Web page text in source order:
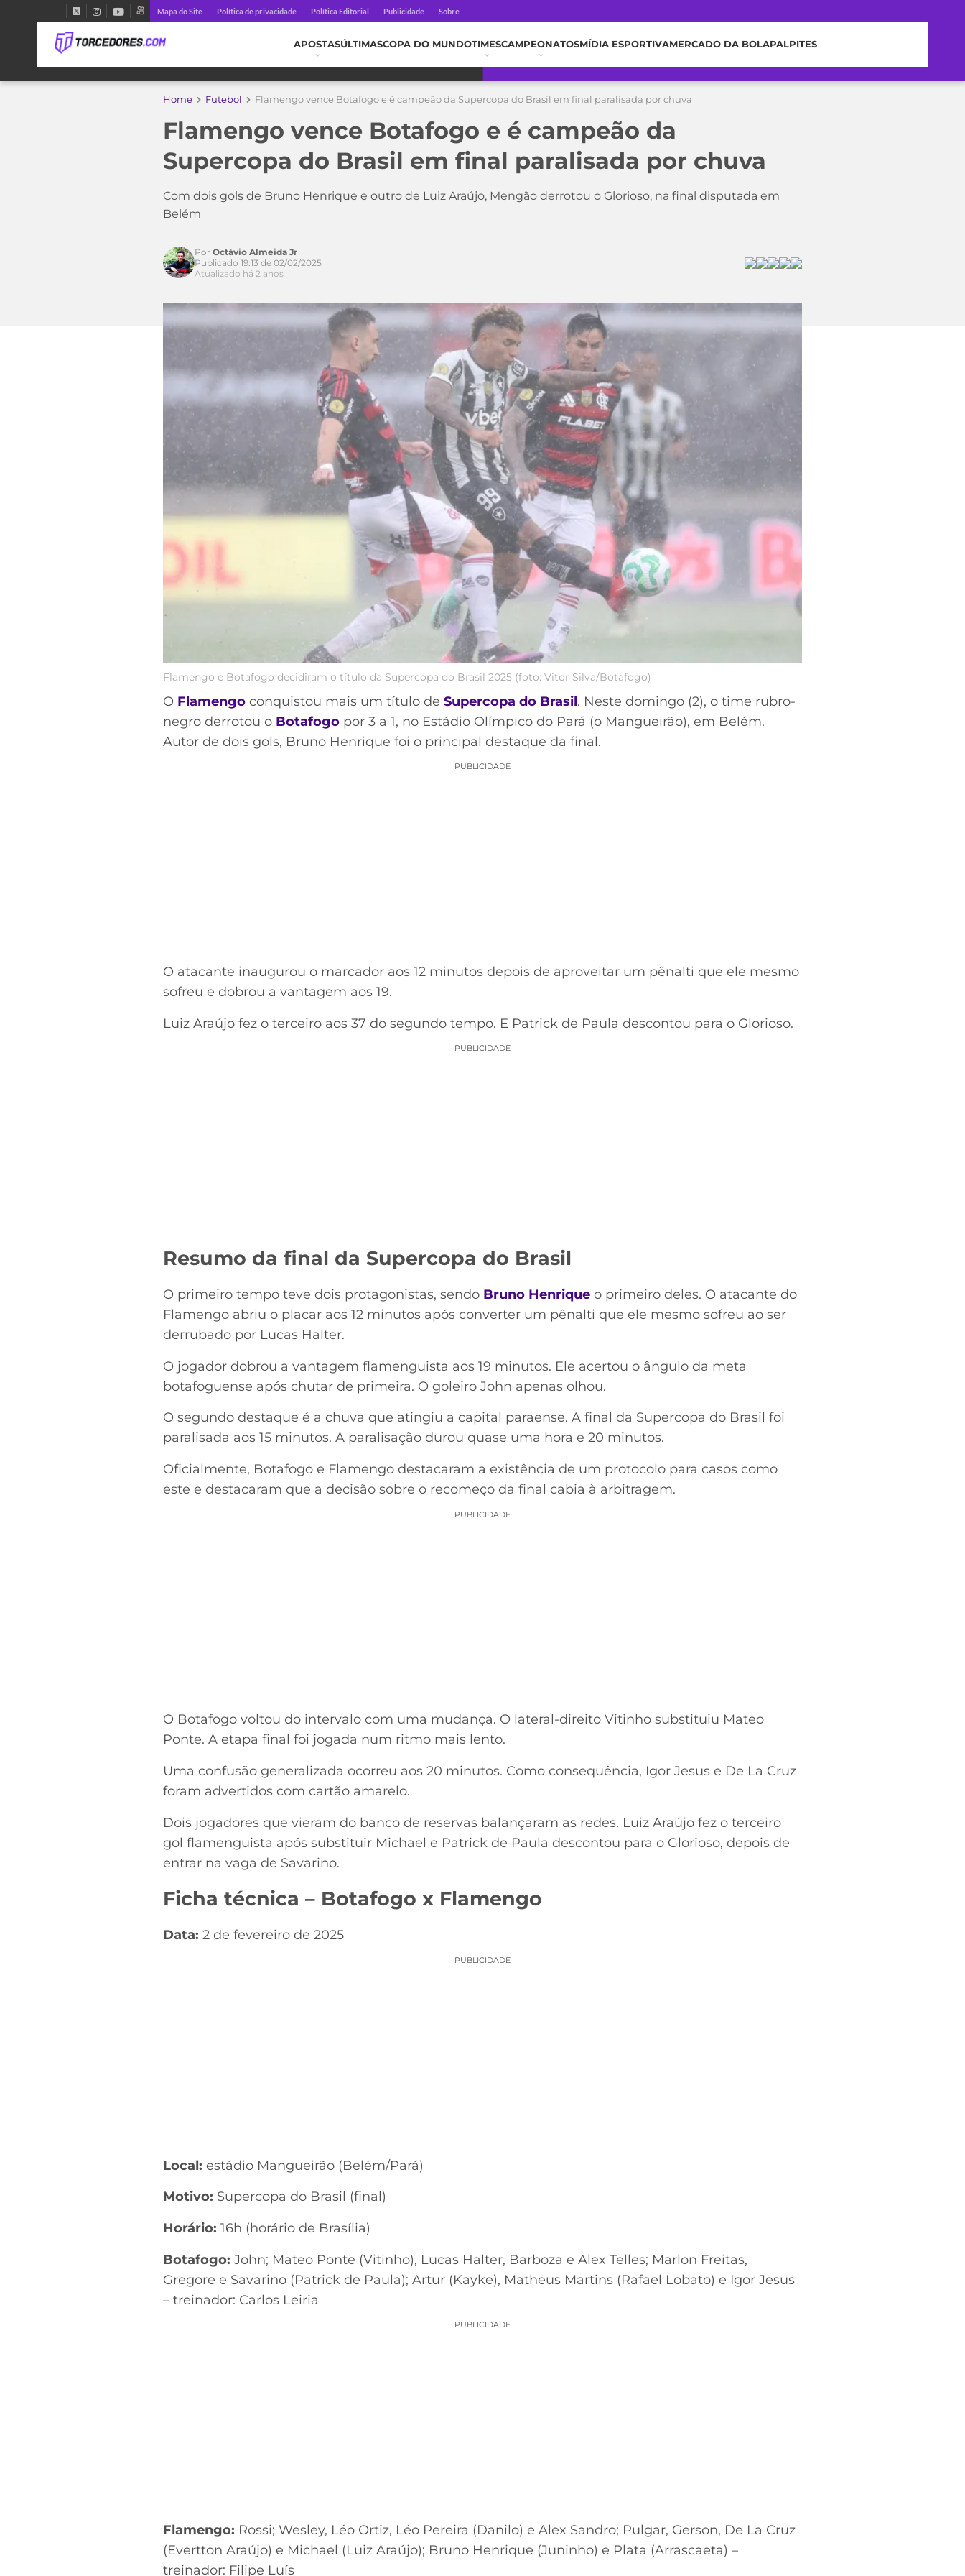
Mapa do Site Política de privacidade Política Editorial Publicidade Sobre
APOSTASÚLTIMASCOPA DO MUNDOTIMESCAMPEONATOSMÍDIA ESPORTIVAMERCADO DA BOLAPALPITES
Home Futebol Flamengo vence Botafogo e é campeão da Supercopa do Brasil em final paralisada por chuva
Flamengo vence Botafogo e é campeão da
Supercopa do Brasil em final paralisada por chuva
Com dois gols de Bruno Henrique e outro de Luiz Araújo, Mengão derrotou o Glorioso, na final disputada em
Belém
Acesse o perfil do autor
Por Octávio Almeida Jr
Publicado 19:13 de 02/02/2025
Atualizado há 2 anos
Flamengo e Botafogo decidiram o título da Supercopa do Brasil 2025 (foto: Vitor Silva/Botafogo)
O Flamengo conquistou mais um título de Supercopa do Brasil. Neste domingo (2), o time rubro-
negro derrotou o Botafogo por 3 a 1, no Estádio Olímpico do Pará (o Mangueirão), em Belém.
Autor de dois gols, Bruno Henrique foi o principal destaque da final.
PUBLICIDADE
O atacante inaugurou o marcador aos 12 minutos depois de aproveitar um pênalti que ele mesmo
sofreu e dobrou a vantagem aos 19.
Luiz Araújo fez o terceiro aos 37 do segundo tempo. E Patrick de Paula descontou para o Glorioso.
PUBLICIDADE
Resumo da final da Supercopa do Brasil
O primeiro tempo teve dois protagonistas, sendo Bruno Henrique o primeiro deles. O atacante do
Flamengo abriu o placar aos 12 minutos após converter um pênalti que ele mesmo sofreu ao ser
derrubado por Lucas Halter.
O jogador dobrou a vantagem flamenguista aos 19 minutos. Ele acertou o ângulo da meta
botafoguense após chutar de primeira. O goleiro John apenas olhou.
O segundo destaque é a chuva que atingiu a capital paraense. A final da Supercopa do Brasil foi
paralisada aos 15 minutos. A paralisação durou quase uma hora e 20 minutos.
Oficialmente, Botafogo e Flamengo destacaram a existência de um protocolo para casos como
este e destacaram que a decisão sobre o recomeço da final cabia à arbitragem.
PUBLICIDADE
O Botafogo voltou do intervalo com uma mudança. O lateral-direito Vitinho substituiu Mateo
Ponte. A etapa final foi jogada num ritmo mais lento.
Uma confusão generalizada ocorreu aos 20 minutos. Como consequência, Igor Jesus e De La Cruz
foram advertidos com cartão amarelo.
Dois jogadores que vieram do banco de reservas balançaram as redes. Luiz Araújo fez o terceiro
gol flamenguista após substituir Michael e Patrick de Paula descontou para o Glorioso, depois de
entrar na vaga de Savarino.
Ficha técnica – Botafogo x Flamengo
Data: 2 de fevereiro de 2025
PUBLICIDADE
Local: estádio Mangueirão (Belém/Pará)
Motivo: Supercopa do Brasil (final)
Horário: 16h (horário de Brasília)
Botafogo: John; Mateo Ponte (Vitinho), Lucas Halter, Barboza e Alex Telles; Marlon Freitas,
Gregore e Savarino (Patrick de Paula); Artur (Kayke), Matheus Martins (Rafael Lobato) e Igor Jesus
– treinador: Carlos Leiria
PUBLICIDADE
Flamengo: Rossi; Wesley, Léo Ortiz, Léo Pereira (Danilo) e Alex Sandro; Pulgar, Gerson, De La Cruz
(Evertton Araújo) e Michael (Luiz Araújo); Bruno Henrique (Juninho) e Plata (Arrascaeta) –
treinador: Filipe Luís